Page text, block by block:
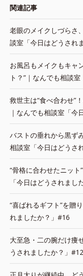
関連記事
老眼のメイクしづらさ
談室「今日はどうされ
お風呂もメイクもキャ
ト？”｜なんでも相談
救世主は“食べ合わせ”
｜なんでも相談室「今
バストの垂れから黒ず
相談室「今日はどうさ
“骨格に合わせたニッ
「今日はどうされまし
“喜ばれるギフト”を贈
れましたか？」#16
大至急・二の腕だけ痩
うされましたか？」#12